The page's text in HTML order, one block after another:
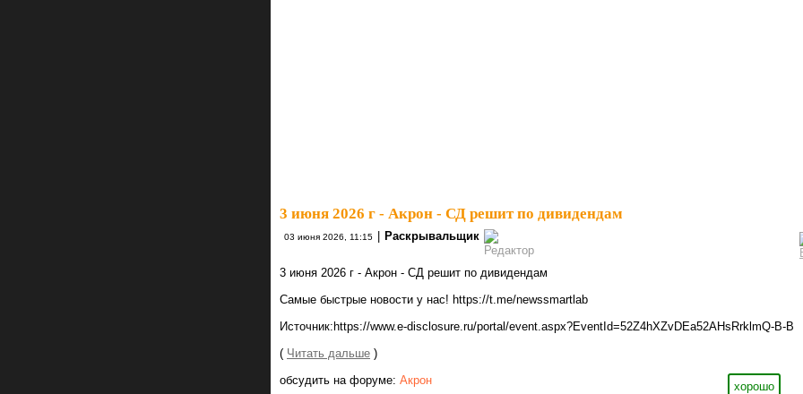
3 июня 2026 г - Акрон - СД решит по дивидендам
03 июня 2026, 11:15 Раскрывальщик
3 июня 2026 г - Акрон - СД решит по дивидендам
Самые быстрые новости у нас! https://t.me/newssmartlab
Источник:https://www.e-disclosure.ru/portal/event.aspx?EventId=52Z4hXZvDEa52AHsRrklmQ-B-B
( Читать дальше )
хорошо
обсудить на форуме: Акрон